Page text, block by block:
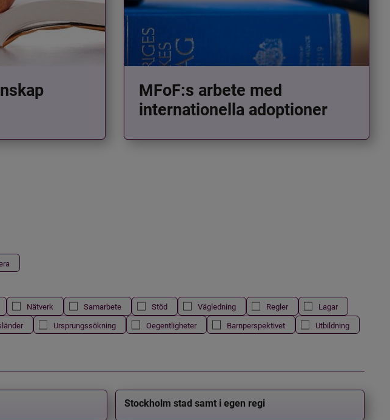
MFoF:s arbete med
internationella adoptioner
Nätverk Samarbete Stöd Vägledning Regler
Lagar
Ursprungssökning Oegentligheter Barnperspektivet
Utbildning
Stockholm stad samt i egen regi